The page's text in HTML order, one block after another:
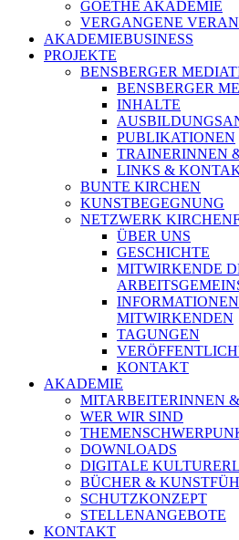
GOETHE AKADEMIE
VERGANGENE
AKADEMIEBUSINESS
PROJEKTE
BENSBERGER
BENSBERGER
INHALTE
PUBLIKATIONEN
TRAINERINNEN
LINKS &
BUNTE KIRCHEN
KUNSTBEGEGNUNG
NETZWERK
ÜBER UNS
GESCHICHTE
MITWIRKENDE
MITWIRKENDEN
TAGUNGEN
KONTAKT
AKADEMIE
MITARBEITERINNEN
WER WIR SIND
DOWNLOADS
DIGITALE
BÜCHER &
SCHUTZKONZEPT
STELLENANGEBOTE
KONTAKT